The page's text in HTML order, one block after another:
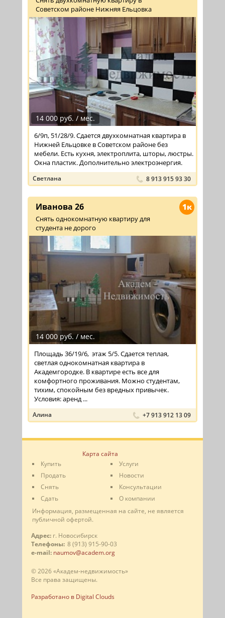
Советском районе Нижняя Ельцовка
14 000 руб. / мес.
6/9п, 51/28/9. Сдается двухкомнатная квартира в
Нижней Ельцовке в Советском районе без
мебели. Есть кухня, электроплита, шторы, люстры.
Окна пластик. Дополнительно электроэнергия.
Светлана 8 913 915 93 30
1к
Иванова 26
Снять однокомнатную квартиру для
студента не дорого
14 000 руб. / мес.
Площадь 36/19/6, этаж 5/5. Сдается теплая,
светлая однокомнатная квартира в
Академгородке. В квартире есть все для
комфортного проживания. Можно студентам,
тихим, спокойным без вредных привычек.
Условия: аренд ...
Алина +7 913 912 13 09
Карта сайта
Купить
Продать
Снять
Сдать
Услуги
Новости
Консультации
О компании
Информация, размещенная на сайте, не является
публичной офертой.
Адрес: г. Новосибирск
Телефоны: 8 (913) 915-90-03
e-mail: naumov@academ.org
© 2026 «Академ-недвижимость»
Все права защищены.
Разработано в Digital Clouds